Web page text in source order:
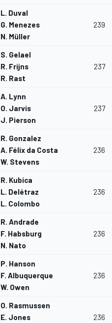
L. Duval
G. Menezes
N. Müller
239
S. Gelael
R. Frijns
R. Rast
237
A. Lynn
O. Jarvis
J. Pierson
237
R. Gonzalez
A. Félix da Costa
W. Stevens
236
R. Kubica
L. Delétraz
L. Colombo
236
R. Andrade
F. Habsburg
N. Nato
236
P. Hanson
F. Albuquerque
W. Owen
236
O. Rasmussen
E. Jones
236